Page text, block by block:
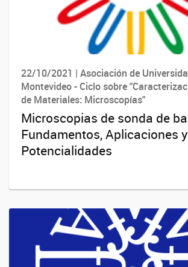
22/10/2021 | Asociación de
Montevideo - Ciclo sobre
de Materiales: Microscopías"
Microscopias de sonda de
Fundamentos, Aplicaciones y
Potencialidades